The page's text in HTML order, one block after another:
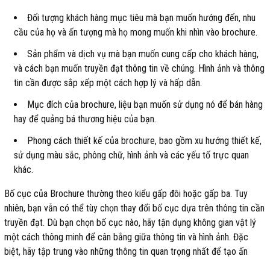
Đối tượng khách hàng mục tiêu mà bạn muốn hướng đến, nhu
cầu của họ và ấn tượng mà họ mong muốn khi nhìn vào brochure.
Sản phẩm và dịch vụ mà bạn muốn cung cấp cho khách hàng,
và cách bạn muốn truyền đạt thông tin về chúng. Hình ảnh và thông
tin cần được sắp xếp một cách hợp lý và hấp dẫn.
Mục đích của brochure, liệu bạn muốn sử dụng nó để bán hàng
hay để quảng bá thương hiệu của bạn.
Phong cách thiết kế của brochure, bao gồm xu hướng thiết kế,
sử dụng màu sắc, phông chữ, hình ảnh và các yếu tố trực quan
khác.
Bố cục của Brochure thường theo kiểu gấp đôi hoặc gấp ba. Tuy
nhiên, bạn vẫn có thể tùy chọn thay đổi bố cục dựa trên thông tin cần
truyền đạt. Dù bạn chọn bố cục nào, hãy tận dụng không gian vật lý
một cách thông minh để cân bằng giữa thông tin và hình ảnh. Đặc
biệt, hãy tập trung vào những thông tin quan trọng nhất để tạo ấn